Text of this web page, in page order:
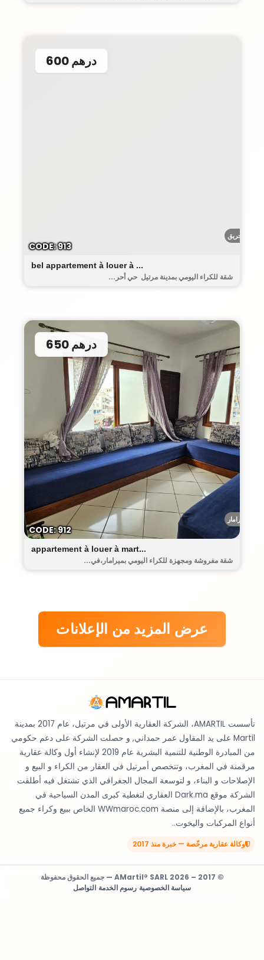
أحريق
bel appartement à louer à ...
600 درهم
شقة للكراء اليومي بمدينة مرتيل حي أحر...
CODE: 913
ميرامار
appartement à louer à mart...
650 درهم
شقة مفروشة ومجهزة للكراء اليومي بميرامار،في...
CODE: 912
عرض المزيد من الإعلانات
تأسست AMARTIL، الشركة العقارية الأولى في مرتيل، عام 2017 بمدينة
Martil على يد المقاول عمر حمداني, و حصلت الشركة على دعم حكومي
من المبادرة الوطنية للتنمية البشرية عام 2019 لإنشاء أول وكالة عقارية
مرقمنة في المغرب، وتتخصص أمرتيل في العقار من الكراء و البيع و
الإصلاحات و البناء، و لتوسعة المجال الجغرافي الذي تشتغل فيه أطلقت
الشركة موقع Dark.ma العقاري لتغطية كبرى المدن السياحية في
المغرب، بالإضافة إلى منصة WWmaroc.com الخاص ببيع وكراء جميع
أنواع المركبات واليخوت..
وكالة عقارية مرخّصة — خبرة منذ 2017
© 2017 – 2026 AMartil® SARL — جميع الحقوق محفوظة
سياسة الخصوصية·رسوم الخدمة·التواصل